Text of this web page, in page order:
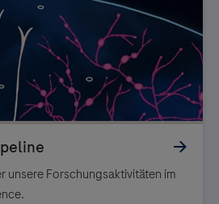
unsere Forschungsaktivitäten im